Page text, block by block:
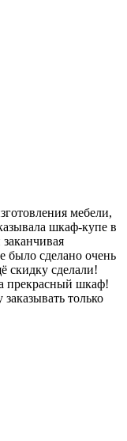
мебели,
шкаф-купе в
было сделано очень
скидку сделали!
прекрасный шкаф!
только